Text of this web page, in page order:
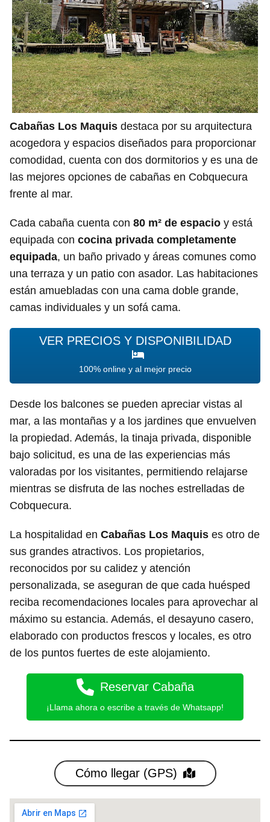
Cabañas Los Maquis destaca por su arquitectura
acogedora y espacios diseñados para proporcionar
comodidad, cuenta con dos dormitorios y es una de
las mejores opciones de cabañas en Cobquecura
frente al mar.
Cada cabaña cuenta con 80 m² de espacio y está
equipada con cocina privada completamente
equipada, un baño privado y áreas comunes como
una terraza y un patio con asador. Las habitaciones
están amuebladas con una cama doble grande,
camas individuales y un sofá cama.
VER PRECIOS Y DISPONIBILIDAD
100% online y al mejor precio
Desde los balcones se pueden apreciar vistas al
mar, a las montañas y a los jardines que envuelven
la propiedad. Además, la tinaja privada, disponible
bajo solicitud, es una de las experiencias más
valoradas por los visitantes, permitiendo relajarse
mientras se disfruta de las noches estrelladas de
Cobquecura.
La hospitalidad en Cabañas Los Maquis es otro de
sus grandes atractivos. Los propietarios,
reconocidos por su calidez y atención
personalizada, se aseguran de que cada huésped
reciba recomendaciones locales para aprovechar al
máximo su estancia. Además, el desayuno casero,
elaborado con productos frescos y locales, es otro
de los puntos fuertes de este alojamiento.
Reservar Cabaña
¡Llama ahora o escribe a través de Whatsapp!
Cómo llegar (GPS)